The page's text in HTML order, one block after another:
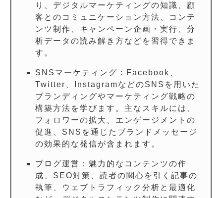
り、デジタルマーケティングの知識、顧
客とのコミュニケーション方法、コンテ
ンツ制作、キャンペーン企画・実行、分
析データの読み解き方などを習得できま
す。
SNSマーケティング：Facebook、
Twitter、InstagramなどのSNSを用いた
ブランディングやマーケティング戦略の
構築方法を学びます。主なスキルには、
フォロワーの拡大、エンゲージメントの
促進、SNSを通じたブランドメッセージ
の効果的な発信が含まれます。
ブログ運営：魅力的なコンテンツの作
成、SEO対策、読者の関心を引く記事の
執筆、ウェブトラフィック分析と最適化